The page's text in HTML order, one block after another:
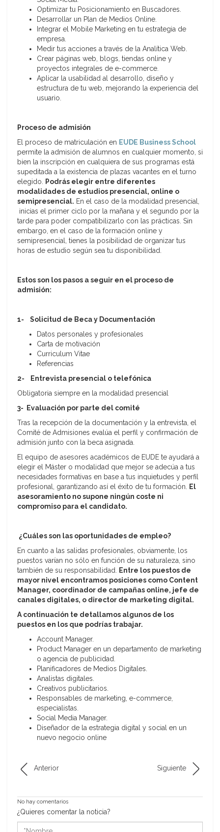
Optimizar tu Posicionamiento en Buscadores.
Desarrollar un Plan de Medios Online.
Integrar el Mobile Marketing en tu estrategia de
empresa.
Medir tus acciones a través de la Analítica Web.
Crear páginas web, blogs, tiendas online y
proyectos integrales de e-commerce.
Aplicar la usabilidad al desarrollo, diseño y
estructura de tu web, mejorando la experiencia del
usuario.
Proceso de admisión
El proceso de matriculación en EUDE Business School
permite la admisión de alumnos en cualquier momento, si
bien la inscripción en cualquiera de sus programas está
supeditada a la existencia de plazas vacantes en el turno
elegido.
Podrás elegir entre diferentes
modalidades de estudios presencial, online o
semipresencial. En el caso de la modalidad presencial,
inicias el primer ciclo por la mañana y el segundo por la
tarde para poder compatibilizarlo con las prácticas. Sin
embargo, en el caso de la formación online y
semipresencial, tienes la posibilidad de organizar tus
horas de estudio según sea tu disponibilidad.
Estos son los pasos a seguir en el proceso de
admisión:
1- Solicitud de Beca y Documentación
Datos personales y profesionales
Carta de motivación
Curriculum Vitae
Referencias
2- Entrevista presencial o telefónica
Obligatoria siempre en la modalidad presencial
3- Evaluación por parte del comité
Tras la recepción de la documentación y la entrevista, el
Comité de Admisiones evalúa el perfil y confirmación de
admisión junto con la beca asignada.
El equipo de asesores académicos de EUDE te ayudará a
elegir el Máster o modalidad que mejor se adecúa a tus
necesidades formativas en base a tus inquietudes y perfil
profesional, garantizando así el éxito de tu formación.
El
asesoramiento no supone ningún coste ni
compromiso para el candidato.
¿Cuáles son las oportunidades de empleo?
En cuanto a las salidas profesionales, obviamente, los
puestos varían no sólo en función de su naturaleza, sino
también de su responsabilidad.
Entre los puestos de
mayor nivel encontramos posiciones como Content
Manager, coordinador de campañas online, jefe de
canales digitales, o director de marketing digital.
A continuación te detallamos algunos de los
puestos en los que podrías trabajar.
Account Manager.
Product Manager en un departamento de marketing
o agencia de publicidad.
Planificadores de Medios Digitales.
Analistas digitales.
Creativos publicitarios.
Responsables de marketing, e-commerce,
especialistas.
Social Media Manager.
Diseñador de la estrategia digital y social en un
nuevo negocio online
Anterior Siguiente
No hay comentarios
¿Quieres comentar la noticia?